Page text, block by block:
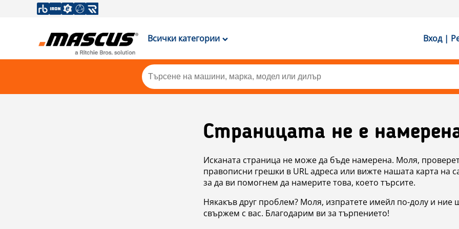
Всички категории Вход |
Страницата не е
Исканата страница не може да бъде намерена. Моля,
правописни грешки в URL адреса или вижте нашата карта на
за да ви помогнем да намерите това, което търсите.
Някакъв друг проблем? Моля, изпратете имейл по-долу и ние
свържем с вас. Благодарим ви за търпението!